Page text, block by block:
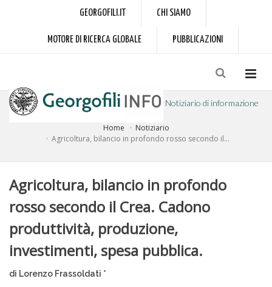
GEORGOFILI.IT CHI SIAMO
MOTORE DI RICERCA GLOBALE PUBBLICAZIONI
Notiziario di informazione
a cura dell'Accademia dei Georgofili
Home
Notiziario
Agricoltura, bilancio in profondo rosso secondo il...
Agricoltura, bilancio in profondo
rosso secondo il Crea. Cadono
produttività, produzione,
investimenti, spesa pubblica.
di Lorenzo Frassoldati *